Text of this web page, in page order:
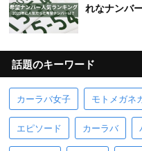
れなナンバ
話題のキーワード
カーラバ女子 モトメガネ
エピソード カーラバ